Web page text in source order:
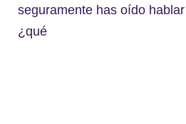
seguramente has oído
¿qué